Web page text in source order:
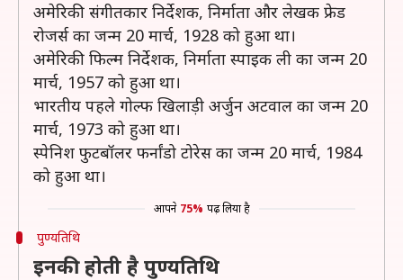
अमेरिकी संगीतकार निर्देशक, निर्माता और लेखक फ्रेड
रोजर्स का जन्म 20 मार्च, 1928 को हुआ था।
अमेरिकी फिल्म निर्देशक, निर्माता स्पाइक ली का जन्म 20
मार्च, 1957 को हुआ था।
भारतीय पहले गोल्फ खिलाड़ी अर्जुन अटवाल का जन्म 20
मार्च, 1973 को हुआ था।
स्पेनिश फुटबॉलर फर्नांडो टोरेस का जन्म 20 मार्च, 1984
को हुआ था।
आपने 75% पढ़ लिया है
पुण्यतिथि
इनकी होती है पुण्यतिथि